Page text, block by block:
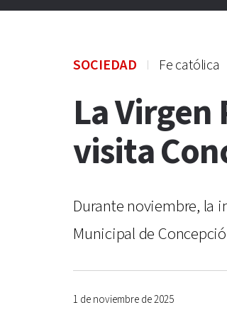
SOCIEDAD Fe católica
La
visita
Durante noviembre, la
Municipal de
1 de noviembre de 2025